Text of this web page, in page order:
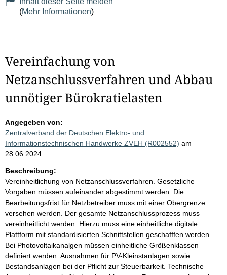
(Mehr Informationen)
Vereinfachung von
Netzanschlussverfahren und Abbau
unnötiger Bürokratielasten
Angegeben von:
Zentralverband der Deutschen Elektro- und
Informationstechnischen Handwerke ZVEH (R002552) am
28.06.2024
Beschreibung:
Vereinheitlichung von Netzanschlussverfahren. Gesetzliche
Vorgaben müssen aufeinander abgestimmt werden. Die
Bearbeitungsfrist für Netzbetreiber muss mit einer Obergrenze
versehen werden. Der gesamte Netzanschlussprozess muss
vereinheitlicht werden. Hierzu muss eine einheitliche digitale
Plattform mit standardisierten Schnittstellen geschafffen werden.
Bei Photovoltaikanalgen müssen einheitliche Größenklassen
definiert werden. Ausnahmen für PV-Kleinstanlagen sowie
Bestandsanlagen bei der Pflicht zur Steuerbarkeit. Technische